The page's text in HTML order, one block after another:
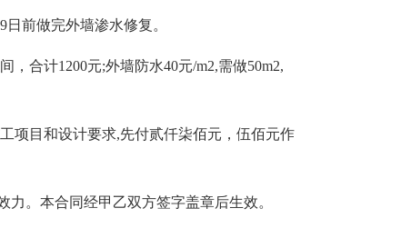
前做完外墙渗水修复。
合计1200元;外墙防水40元/m2,需做50m2,
项目和设计要求,先付贰仟柒佰元，伍佰元作
。本合同经甲乙双方签字盖章后生效。